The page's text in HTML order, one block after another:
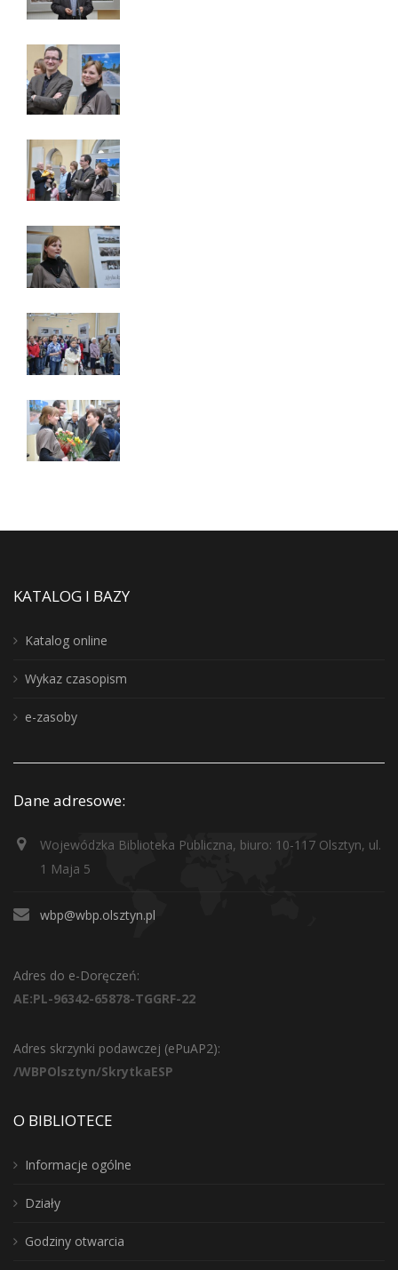
KATALOG I BAZY
Katalog online
Wykaz czasopism
e-zasoby
Dane adresowe:
Wojewódzka Biblioteka Publiczna, biuro: 10-117 Olsztyn, ul.
1 Maja 5
wbp@wbp.olsztyn.pl
Adres do e-Doręczeń:
AE:PL-96342-65878-TGGRF-22
Adres skrzynki podawczej (ePuAP2):
/WBPOlsztyn/SkrytkaESP
O BIBLIOTECE
Informacje ogólne
Działy
Godziny otwarcia